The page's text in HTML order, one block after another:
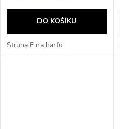
DO KOŠÍKU
Struna E na harfu